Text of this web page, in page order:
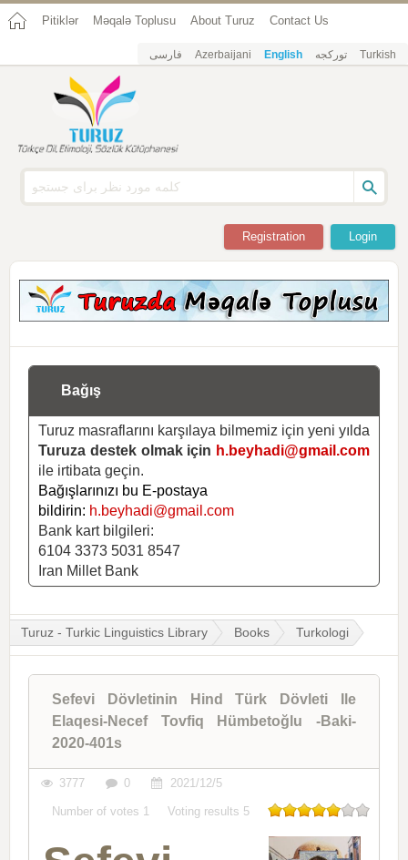
Pitiklər Məqalə Toplusu About Turuz Contact Us
فارسی Azerbaijani English تورکجه Turkish
Login
Registration
Bağış
Turuz masraflarını karşılaya bilmemiz için yeni yılda
Turuza destek olmak için h.beyhadi@gmail.com
ile irtibata geçin.
Bağışlarınızı bu E-postaya
bildirin: h.beyhadi@gmail.com
Bank kart bilgileri:
6104 3373 5031 8547
Iran Millet Bank
Turuz - Turkic Linguistics Library Books Turkologi
Sefevi Dövletinin Hind Türk Dövleti Ile
Elaqesi-Necef Tovfiq Hümbetoğlu -Baki-
2020-401s
3777 0 2021/12/5
Number of votes 1 Voting results 5